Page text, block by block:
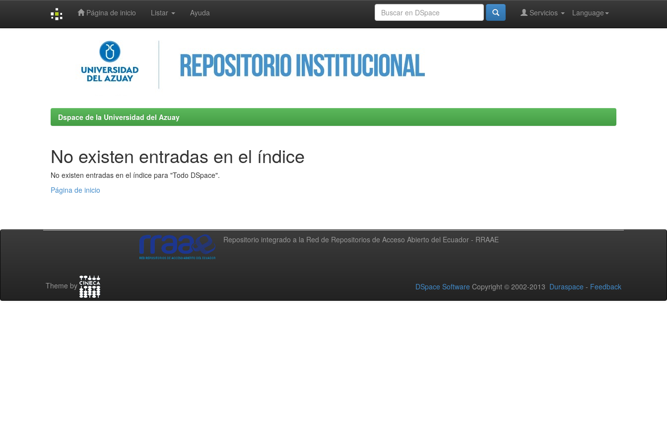
Página de inicio Listar Ayuda Language
Servicios
Dspace de la Universidad del Azuay
No existen entradas en el índice
No existen entradas en el índice para "Todo DSpace".
Página de inicio
Repositorio integrado a la Red de Repositorios de Acceso Abierto del Ecuador - RRAAE
Theme by DSpace Software Copyright © 2002-2013 Duraspace - Feedback